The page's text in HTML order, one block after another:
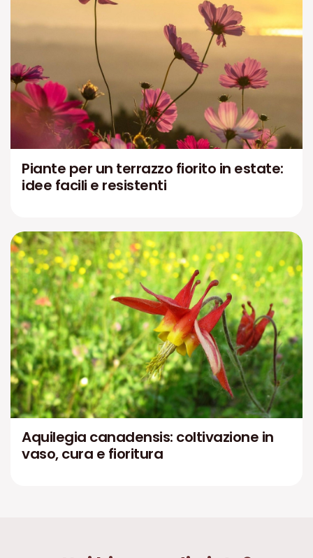
Piante per un terrazzo fiorito in estate:
idee facili e resistenti
Aquilegia canadensis: coltivazione in
vaso, cura e fioritura